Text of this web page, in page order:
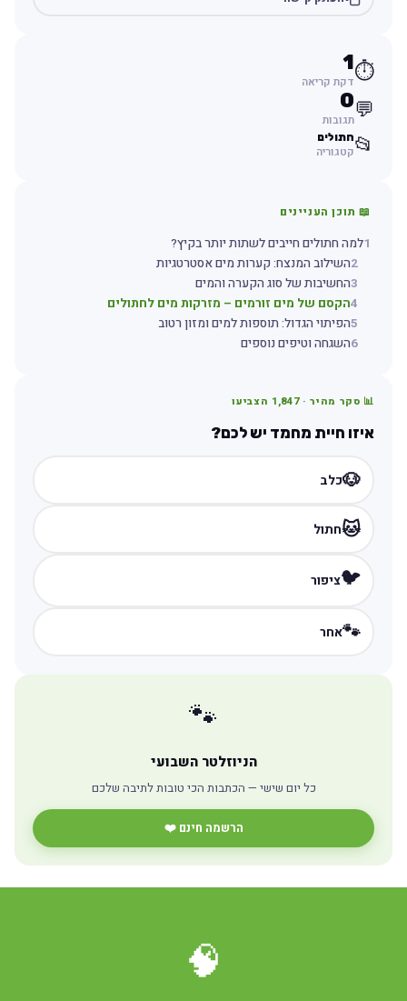
⏱️
1
דקת קריאה
💬
0
תגובות
📂חתולים
קטגוריה
📖 תוכן העניינים
למה חתולים חייבים לשתות יותר בקיץ?
2השילוב המנצח: קערות מים אסטרטגיות
החשיבות של סוג הקערה והמים
הקסם של מים זורמים – מזרקות מים לחתולים
הפיתוי הגדול: תוספות למים ומזון רטוב
6השגחה וטיפים נוספים
📊 סקר מהיר · 1,847הצביעו
איזו חיית מחמד יש לכם?
🐶כלב
🐱חתול
🐦ציפור
🐾אחר
🐾
הניוזלטר השבועי
כל יום שישי — הכתבות הכי טובות לתיבה שלכם
הרשמה חינם ❤️
🧠